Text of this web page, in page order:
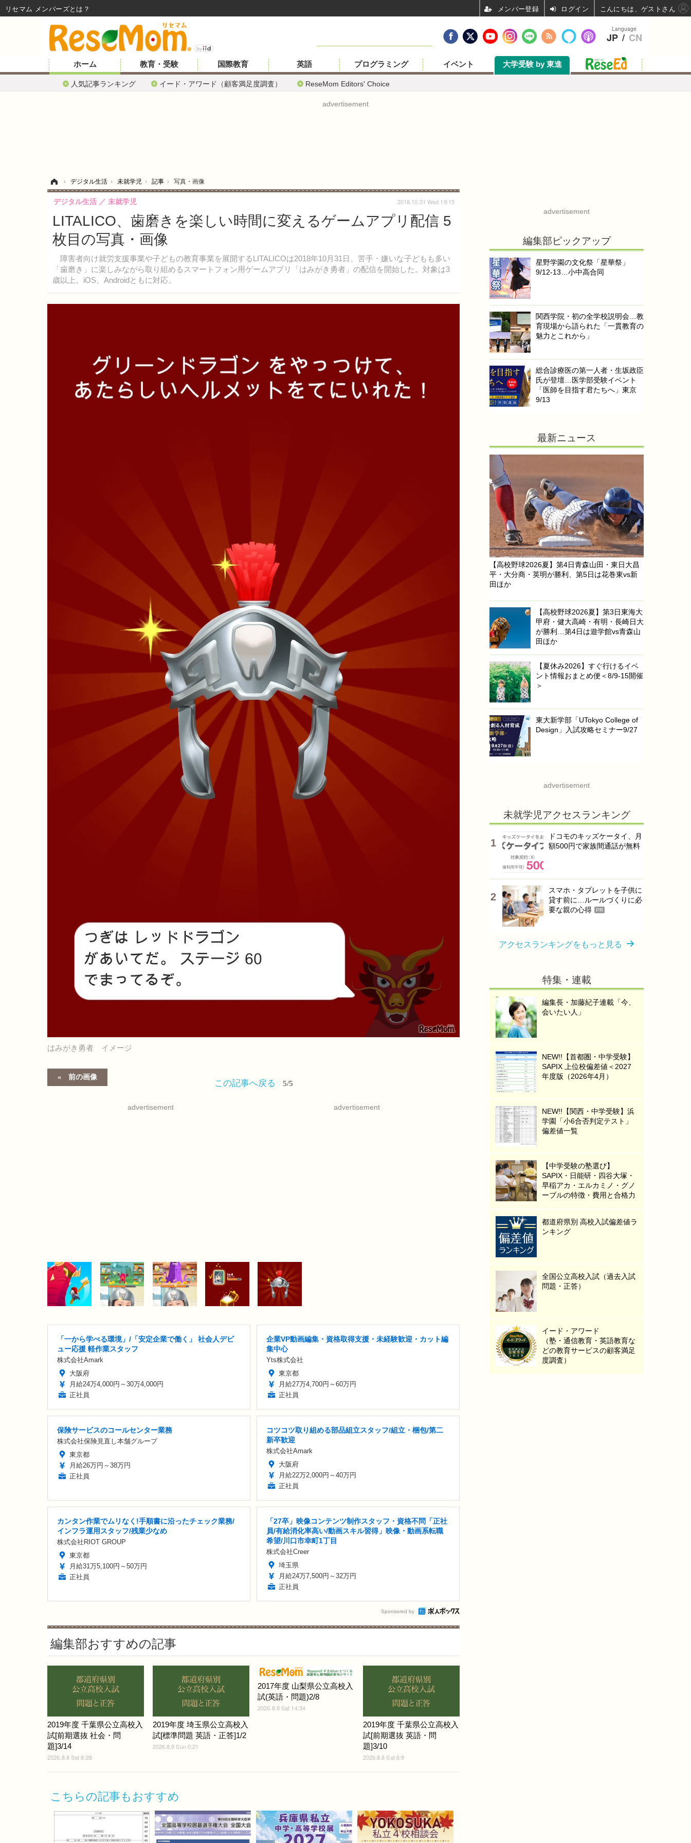
ホーム
人気記事ランキング イード・アワード（顧客満足度調査） ReseMom Editors' Choice
教育・受験 国際教育 英語 プログラミング イベント 大学受験 by 東進
advertisement
› デジタル生活 › 未就学児 › 記事 › 写真・画像
LITALICO、歯磨きを楽しい時間に変えるゲームアプリ配信 5
枚目の写真・画像
障害者向け就労支援事業や子どもの教育事業を展開するLITALICOは2018年10月31日、苦手・嫌いな子どもも多い
「歯磨き」に楽しみながら取り組めるスマートフォン用ゲームアプリ「はみがき勇者」の配信を開始した。対象は3
歳以上。iOS、Androidともに対応。
デジタル生活 未就学児 2018.10.31 Wed 19:15
はみがき勇者 イメージ
前の画像
この記事へ戻る 5/5
advertisement advertisement
「一から学べる環境」/「安定企業で働く」 社会人デビ
ュー応援 軽作業スタッフ
株式会社Amark
大阪府
月給24万4,000円～30万4,000円
正社員
企業VP動画編集・資格取得支援・未経験歓迎・カット編
集中心
Yts株式会社
東京都
月給27万4,700円～60万円
正社員
保険サービスのコールセンター業務
株式会社保険見直し本舗グループ
東京都
月給26万円～38万円
正社員
コツコツ取り組める部品組立スタッフ/組立・梱包/第二
新卒歓迎
株式会社Amark
大阪府
月給22万2,000円～40万円
正社員
カンタン作業でムリなく!手順書に沿ったチェック業務/
インフラ運用スタッフ/残業少なめ
株式会社RIOT GROUP
東京都
月給31万5,100円～50万円
正社員
「27卒」映像コンテンツ制作スタッフ・資格不問「正社
員/有給消化率高い/動画スキル習得」映像・動画系転職
希望/川口市幸町1丁目
株式会社Creer
埼玉県
月給24万7,500円～32万円
正社員
Sponsored by
編集部おすすめの記事
2019年度 千葉県公立高校入
試[前期選抜 社会・問
題]3/14
2026.8.8 Sat 8:28
2019年度 埼玉県公立高校入
試[標準問題 英語・正答]1/2
2026.8.9 Sun 0:21
2017年度 山梨県公立高校入
試(英語・問題)2/8
2026.8.8 Sat 14:34
2019年度 千葉県公立高校入
試[前期選抜 英語・問
題]3/10
2026.8.8 Sat 6:9
こちらの記事もおすすめ
advertisement
編集部ピックアップ
星野学園の文化祭「星華祭」
9/12-13…小中高合同
関西学院・初の全学校説明会…教
育現場から語られた「一貫教育の
魅力とこれから」
総合診療医の第一人者・生坂政臣
氏が登壇…医学部受験イベント
「医師を目指す君たちへ」東京
9/13
最新ニュース
【高校野球2026夏】第4日青森山田・東日大昌
平・大分商・英明が勝利、第5日は花巻東vs新
田ほか
【高校野球2026夏】第3日東海大
甲府・健大高崎・有明・長崎日大
が勝利…第4日は遊学館vs青森山
田ほか
【夏休み2026】すぐ行けるイベ
ント情報おまとめ便＜8/9-15開催
＞
東大新学部「UTokyo College of
Design」入試攻略セミナー9/27
advertisement
未就学児アクセスランキング
ドコモのキッズケータイ、月
額500円で家族間通話が無料
スマホ・タブレットを子供に
貸す前に…ルールづくりに必
要な親の心得
PR
アクセスランキングをもっと見る
特集・連載
編集長・加藤紀子連載「今、
会いたい人」
NEW!!【首都圏・中学受験】
SAPIX 上位校偏差値＜2027
年度版（2026年4月）
NEW!!【関西・中学受験】浜
学園「小6合否判定テスト」
偏差値一覧
【中学受験の塾選び】
SAPIX・日能研・四谷大塚・
早稲アカ・エルカミノ・グノ
ーブルの特徴・費用と合格力
都道府県別 高校入試偏差値ラ
ンキング
全国公立高校入試（過去入試
問題・正答）
イード・アワード
（塾・通信教育・英語教育な
どの教育サービスの顧客満足
度調査）
Language
JP / CN
リセマム メンバーズ ログイン こんにちは、ゲストさん